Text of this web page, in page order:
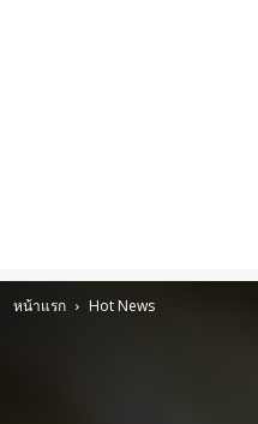
หน้าแรก Hot News